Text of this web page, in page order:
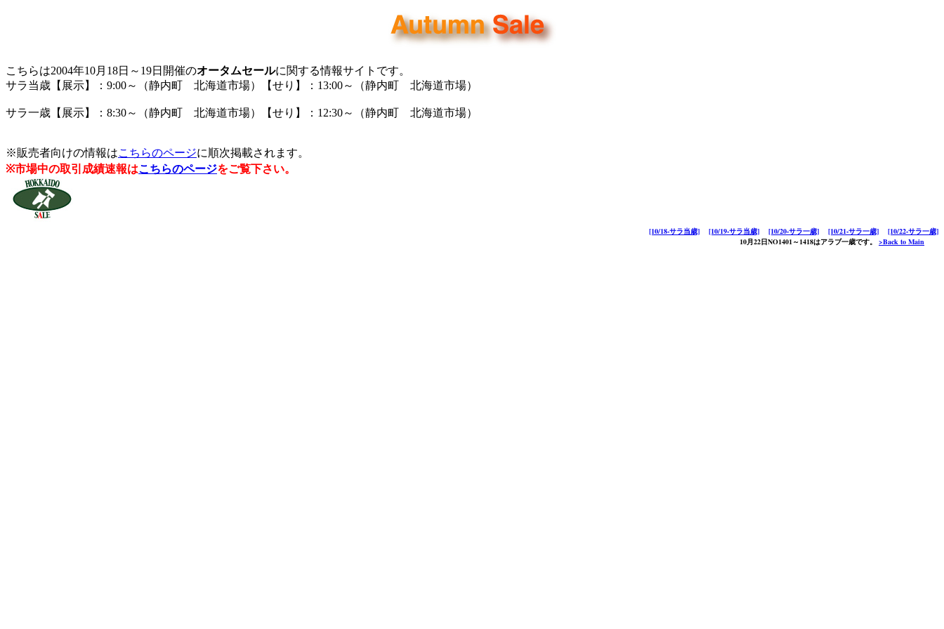
こちらは2004年10月18日～19日開催のオータムセールに関する情報サイトです。
サラ当歳【展示】：9:00～（静内町 北海道市場）【せり】：13:00～（静内町 北海道市場）
サラ一歳【展示】：8:30～（静内町 北海道市場）【せり】：12:30～（静内町 北海道市場）
※販売者向けの情報はこちらのページに順次掲載されます。
※市場中の取引成績速報はこちらのページをご覧下さい。
[10/18-サラ当歳] [10/19-サラ当歳] [10/20-サラ一歳] [10/21-サラ一歳]
[10/22-サラ一歳]
10月22日NO1401～1418はアラブ一歳です。 >Back to Main